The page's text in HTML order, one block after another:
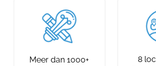
Meer dan 1000+
8